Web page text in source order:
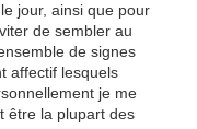
jour, ainsi que pour
de sembler au
de signes
affectif lesquels
je me
être la plupart des